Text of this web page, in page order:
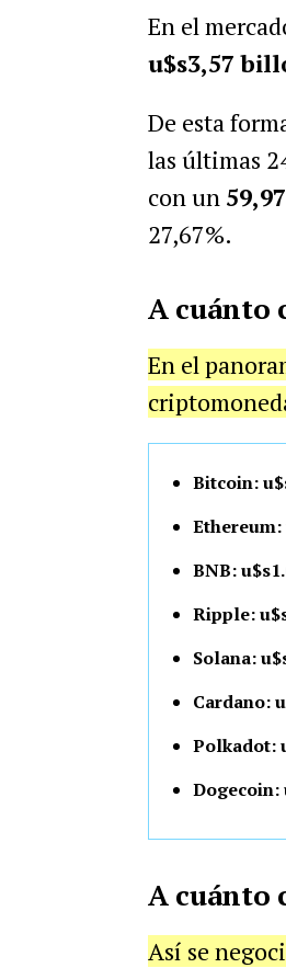
En el
u$s3,57
De esta
las últimas
con un
27,67%.
A cuánto
En el
Bitcoin:
Ethereum:
BNB:
Ripple:
Solana:
Cardano:
Polkadot:
Dogecoin:
A cuánto
Así se